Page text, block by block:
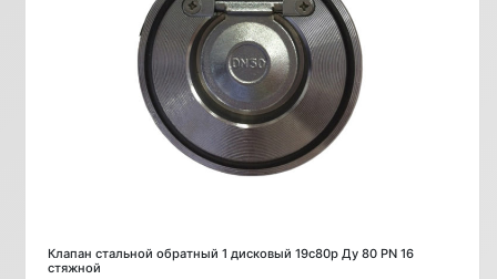
Клапан стальной обратный 1 дисковый 19с80р Ду 80 PN 16
стяжной